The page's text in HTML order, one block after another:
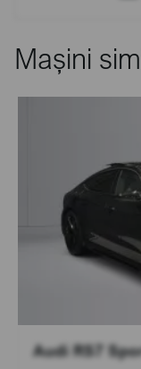
Mașini
Audi RS7